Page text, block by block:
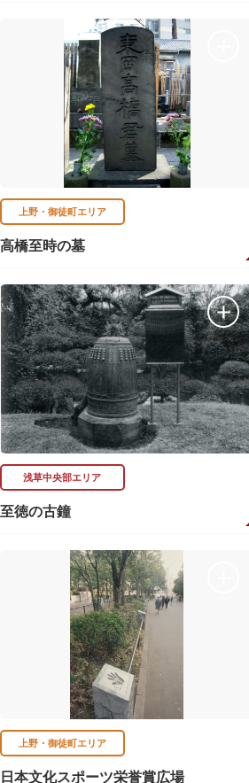
上野・御徒町エリア
高橋至時の墓
浅草中央部エリア
至徳の古鐘
上野・御徒町エリア
日本文化スポーツ栄誉賞広場